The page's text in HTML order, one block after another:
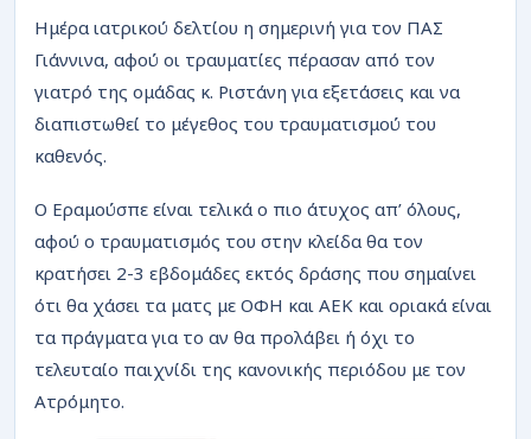
Ημέρα ιατρικού δελτίου η σημερινή για τον ΠΑΣ
Γιάννινα, αφού οι τραυματίες πέρασαν από τον
γιατρό της ομάδας κ. Ριστάνη για εξετάσεις και να
διαπιστωθεί το μέγεθος του τραυματισμού του
καθενός.
Ο Εραμούσπε είναι τελικά ο πιο άτυχος απ’ όλους,
αφού ο τραυματισμός του στην κλείδα θα τον
κρατήσει 2-3 εβδομάδες εκτός δράσης που σημαίνει
ότι θα χάσει τα ματς με ΟΦΗ και ΑΕΚ και οριακά είναι
τα πράγματα για το αν θα προλάβει ή όχι το
τελευταίο παιχνίδι της κανονικής περιόδου με τον
Ατρόμητο.